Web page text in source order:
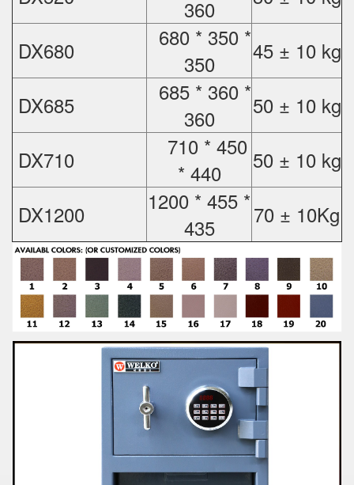
360
DX680
680 * 350 *
350
45 ± 10 kg
DX685
685 * 360 *
360
50 ± 10 kg
DX710
710 * 450
* 440
50 ± 10 kg
DX1200
1200 * 455 *
435
70 ± 10Kg